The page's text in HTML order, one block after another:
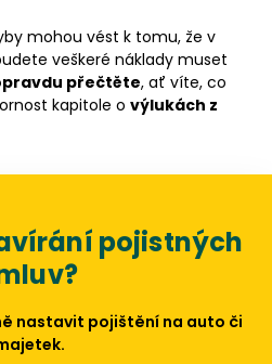
mohou vést k tomu, že v
veškeré náklady muset
přečtěte, ať víte, co
kapitole o výlukách z
pojistných
nastavit pojištění na auto či